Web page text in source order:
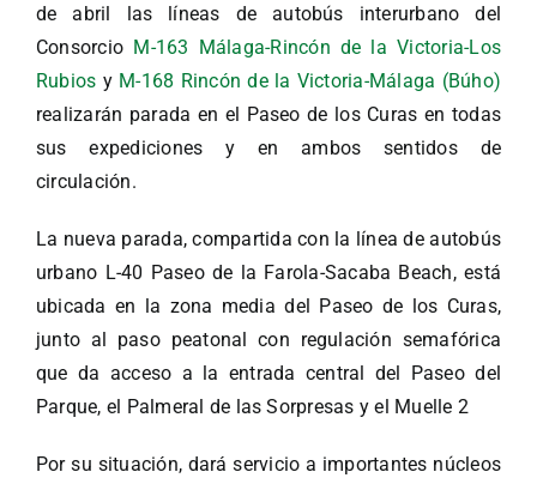
de abril las líneas de autobús interurbano del
Consorcio M-163 Málaga-Rincón de la Victoria-Los
Rubios y M-168 Rincón de la Victoria-Málaga (Búho)
realizarán parada en el Paseo de los Curas en todas
sus expediciones y en ambos sentidos de
circulación.
La nueva parada, compartida con la línea de autobús
urbano L-40 Paseo de la Farola-Sacaba Beach, está
ubicada en la zona media del Paseo de los Curas,
junto al paso peatonal con regulación semafórica
que da acceso a la entrada central del Paseo del
Parque, el Palmeral de las Sorpresas y el Muelle 2
Por su situación, dará servicio a importantes núcleos